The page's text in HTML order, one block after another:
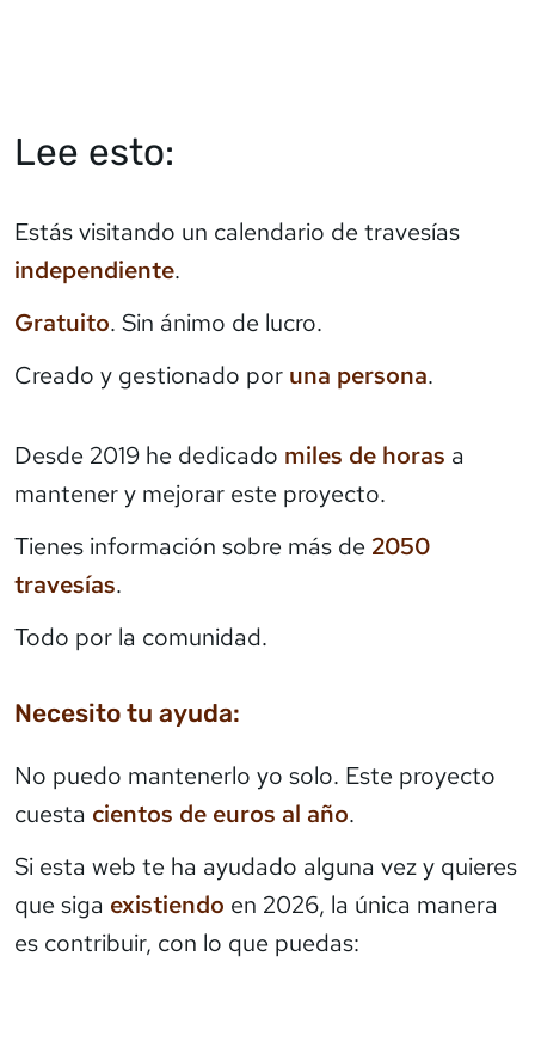
Lee esto:
Estás visitando un calendario de travesías
independiente.
Gratuito. Sin ánimo de lucro.
Creado y gestionado por una persona.
Desde 2019 he dedicado miles de horas a
mantener y mejorar este proyecto.
Tienes información sobre más de 2050
travesías.
Todo por la comunidad.
Necesito tu ayuda:
No puedo mantenerlo yo solo. Este proyecto
cuesta cientos de euros al año.
Si esta web te ha ayudado alguna vez y quieres
que siga existiendo en 2026, la única manera
es contribuir, con lo que puedas: